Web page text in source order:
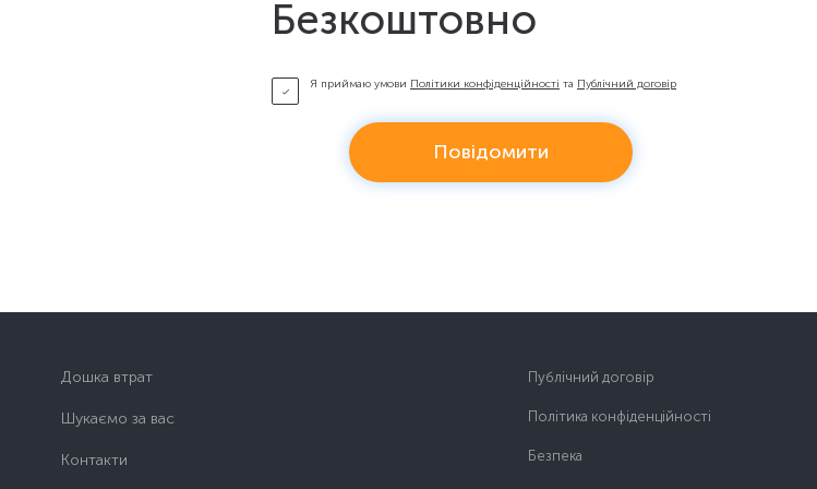
Безкоштовно
Я приймаю умови Політики конфіденційності та Публічний договір
Повідомити
Дошка втрат
Шукаємо за вас
Контакти
Публічний договір
Політика конфіденційності
Безпека